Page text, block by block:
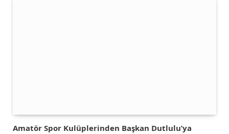
Amatör Spor Kulüplerinden Başkan Dutlulu’ya